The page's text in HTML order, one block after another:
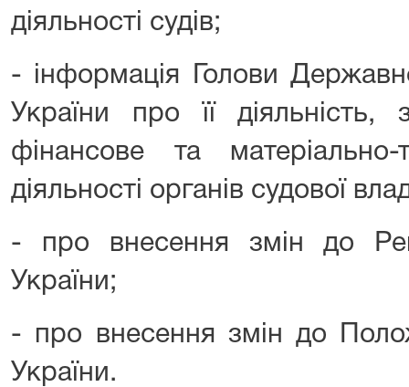
діяльності судів;
- інформація Голови
України про її діяльність,
фінансове та матеріально-
діяльності органів судової
- про внесення змін до
України;
- про внесення змін до
України.